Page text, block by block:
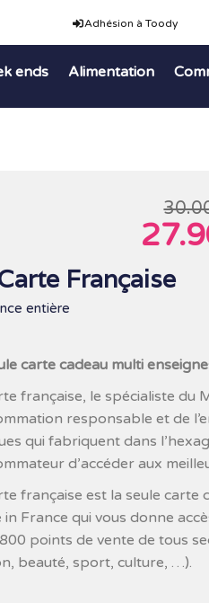
Adhésion à Toody
ends Alimentation
Française
entière
carte cadeau multi
française, le spécialiste du
responsable et de
qui fabriquent dans
d’accéder aux
française est la seule carte
in France qui vous donne
points de vente de tous
beauté, sport, culture, …).